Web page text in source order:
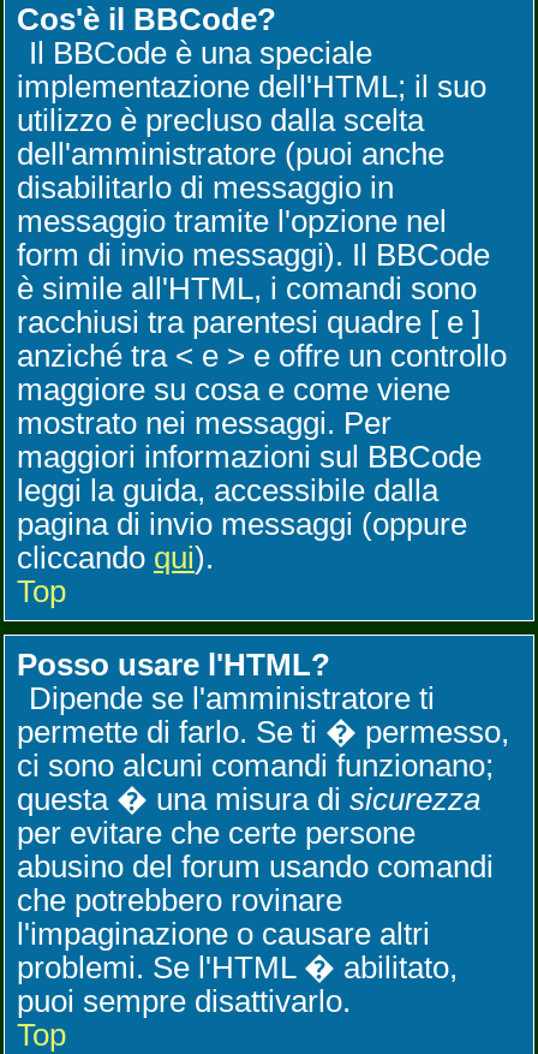
Cos'è il BBCode?
Il BBCode è una speciale
implementazione dell'HTML; il suo
utilizzo è precluso dalla scelta
dell'amministratore (puoi anche
disabilitarlo di messaggio in
messaggio tramite l'opzione nel
form di invio messaggi). Il BBCode
è simile all'HTML, i comandi sono
racchiusi tra parentesi quadre [ e ]
anziché tra < e > e offre un controllo
maggiore su cosa e come viene
mostrato nei messaggi. Per
maggiori informazioni sul BBCode
leggi la guida, accessibile dalla
pagina di invio messaggi (oppure
cliccando qui).
Top
Posso usare l'HTML?
Dipende se l'amministratore ti
permette di farlo. Se ti � permesso,
ci sono alcuni comandi funzionano;
questa � una misura di sicurezza
per evitare che certe persone
abusino del forum usando comandi
che potrebbero rovinare
l'impaginazione o causare altri
problemi. Se l'HTML � abilitato,
puoi sempre disattivarlo.
Top